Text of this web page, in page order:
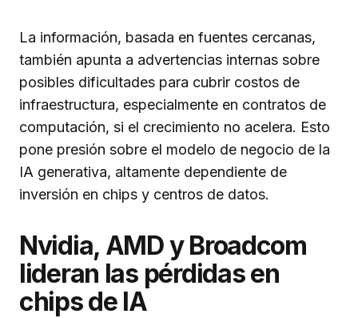
La información, basada en fuentes cercanas,
también apunta a advertencias internas sobre
posibles dificultades para cubrir costos de
infraestructura, especialmente en contratos de
computación, si el crecimiento no acelera. Esto
pone presión sobre el modelo de negocio de la
IA generativa, altamente dependiente de
inversión en chips y centros de datos.
Nvidia, AMD y Broadcom
lideran las pérdidas en
chips de IA